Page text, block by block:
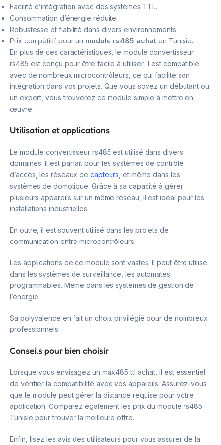
Facilité d’intégration avec des systèmes TTL.
Consommation d’énergie réduite.
Robustesse et fiabilité dans divers environnements.
Prix compétitif pour un module rs485 achat en Tunisie.
En plus de ces caractéristiques, le module convertisseur
rs485 est conçu pour être facile à utiliser. Il est compatible
avec de nombreux microcontrôleurs, ce qui facilite son
intégration dans vos projets. Que vous soyez un débutant ou
un expert, vous trouverez ce module simple à mettre en
œuvre.
Utilisation et applications
Le module convertisseur rs485 est utilisé dans divers
domaines. Il est parfait pour les systèmes de contrôle
d’accès, les réseaux de capteurs , et même dans les
systèmes de domotique. Grâce à sa capacité à gérer
plusieurs appareils sur un même réseau, il est idéal pour les
installations industrielles.
En outre, il est souvent utilisé dans les projets de
communication entre microcontrôleurs.
Les applications de ce module sont vastes. Il peut être utilisé
dans les systèmes de surveillance, les automates
programmables. Même dans les systèmes de gestion de
l’énergie.
Sa polyvalence en fait un choix privilégié pour de nombreux
professionnels.
Conseils pour bien choisir
Lorsque vous envisagez un max485 ttl achat, il est essentiel
de vérifier la compatibilité avec vos appareils. Assurez-vous
que le module peut gérer la distance requise pour votre
application. Comparez également les prix du module rs485
Tunisie pour trouver la meilleure offre.
Enfin, lisez les avis des utilisateurs pour vous assurer de la